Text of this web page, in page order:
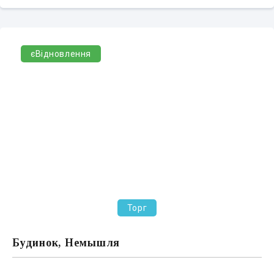
єВідновлення
Торг
Будинок, Немышля